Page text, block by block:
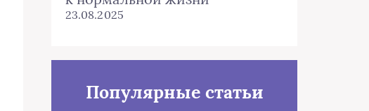
23.08.2025
Популярные статьи